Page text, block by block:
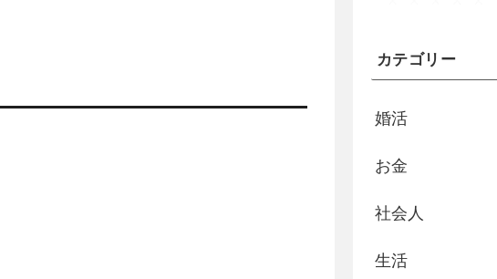
カテゴリー
婚活
お金
社会人
生活